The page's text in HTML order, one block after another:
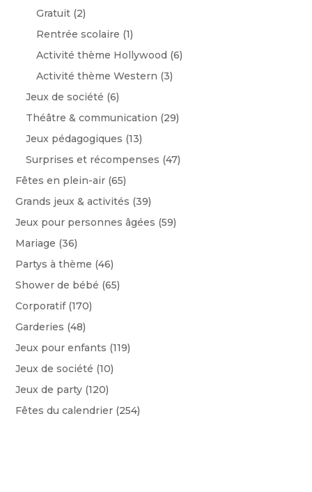
Gratuit (2)
Rentrée scolaire (1)
Activité thème Hollywood (6)
Activité thème Western (3)
Jeux de société (6)
Théâtre & communication (29)
Jeux pédagogiques (13)
Surprises et récompenses (47)
Fêtes en plein-air (65)
Grands jeux & activités (39)
Jeux pour personnes âgées (59)
Mariage (36)
Partys à thème (46)
Shower de bébé (65)
Corporatif (170)
Garderies (48)
Jeux pour enfants (119)
Jeux de société (10)
Jeux de party (120)
Fêtes du calendrier (254)